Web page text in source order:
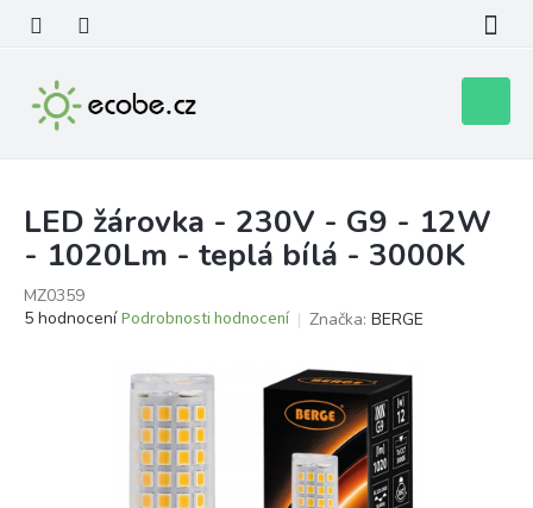
obsah
košík
LED žárovka - 230V - G9 - 12W
- 1020Lm - teplá bílá - 3000K
MZ0359
Průměrné
5 hodnocení Podrobnosti hodnocení Značka: BERGE